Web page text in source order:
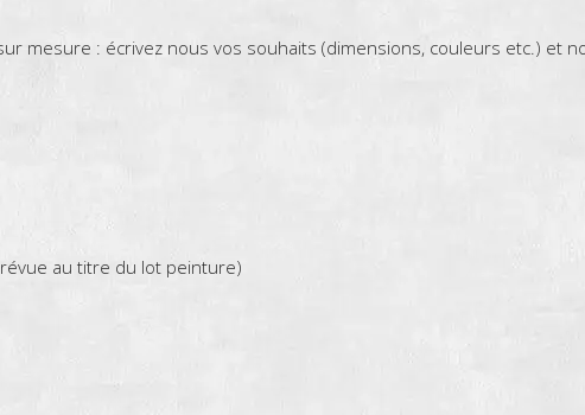
mesure : écrivez nous vos souhaits (dimensions, couleurs etc.) et
au titre du lot peinture)